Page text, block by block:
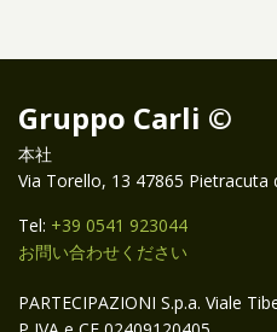
Gruppo Carli ©
本社
Via Torello, 13 47865 Pietracuta
Tel: +39 0541 923044
お問い合わせください
PARTECIPAZIONI S.p.a. Viale